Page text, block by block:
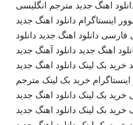
اهنگ جدید مترجم انگلیسی
اینستاگرام دانلود اهنگ جدید
فارسی دانلود اهنگ جدید دانلود
اهنگ جدید دانلود آهنگ جدید
خرید بک لینک دانلود اهنگ جدید
خرید بک لینک مترجم
خرید بک لینک دانلود اهنگ جدید
خرید بک لینک دانلود اهنگ جدید